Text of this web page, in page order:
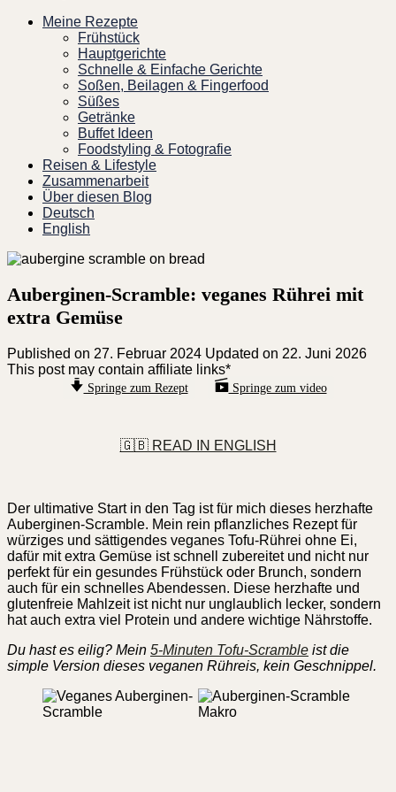
Meine Rezepte
Frühstück
Hauptgerichte
Schnelle & Einfache Gerichte
Soßen, Beilagen & Fingerfood
Süßes
Getränke
Buffet Ideen
Foodstyling & Fotografie
Reisen & Lifestyle
Zusammenarbeit
Über diesen Blog
Deutsch
English
Auberginen-Scramble: veganes Rührei mit
extra Gemüse
Published on 27. Februar 2024 Updated on 22. Juni 2026
This post may contain affiliate links*
Springe zum Rezept Springe zum video
🇬🇧 READ IN ENGLISH
Der ultimative Start in den Tag ist für mich dieses herzhafte
Auberginen-Scramble. Mein rein pflanzliches Rezept für
würziges und sättigendes veganes Tofu-Rührei ohne Ei,
dafür mit extra Gemüse ist schnell zubereitet und nicht nur
perfekt für ein gesundes Frühstück oder Brunch, sondern
auch für ein schnelles Abendessen. Diese herzhafte und
glutenfreie Mahlzeit ist nicht nur unglaublich lecker, sondern
hat auch extra viel Protein und andere wichtige Nährstoffe.
Du hast es eilig? Mein 5-Minuten Tofu-Scramble ist die
simple Version dieses veganen Rühreis, kein Geschnippel.